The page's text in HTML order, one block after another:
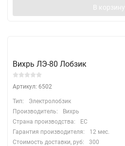
В корзину
Вихрь ЛЭ-80 Лобзик
Артикул: 6502
Тип:
Электролобзик
Производитель:
Вихрь
Страна производства:
EC
Гарантия производителя:
12 мес.
Стоимость доставки, руб:
300